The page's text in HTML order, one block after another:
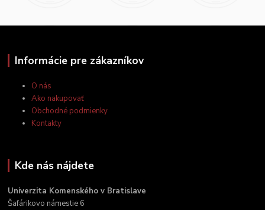
Informácie pre zákazníkov
O nás
Ako nakupovať
Obchodné podmienky
Kontakty
Kde nás nájdete
Univerzita Komenského v Bratislave
Šafárikovo námestie 6